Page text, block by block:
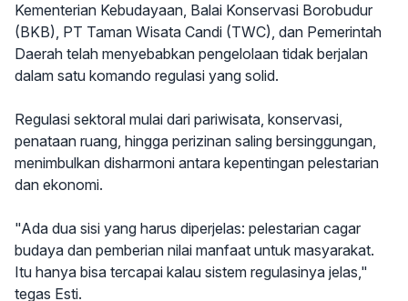
Kementerian Kebudayaan, Balai Konservasi Borobudur
(BKB), PT Taman Wisata Candi (TWC), dan Pemerintah
Daerah telah menyebabkan pengelolaan tidak berjalan
dalam satu komando regulasi yang solid.
Regulasi sektoral mulai dari pariwisata, konservasi,
penataan ruang, hingga perizinan saling bersinggungan,
menimbulkan disharmoni antara kepentingan pelestarian
dan ekonomi.
"Ada dua sisi yang harus diperjelas: pelestarian cagar
budaya dan pemberian nilai manfaat untuk masyarakat.
Itu hanya bisa tercapai kalau sistem regulasinya jelas,"
tegas Esti.